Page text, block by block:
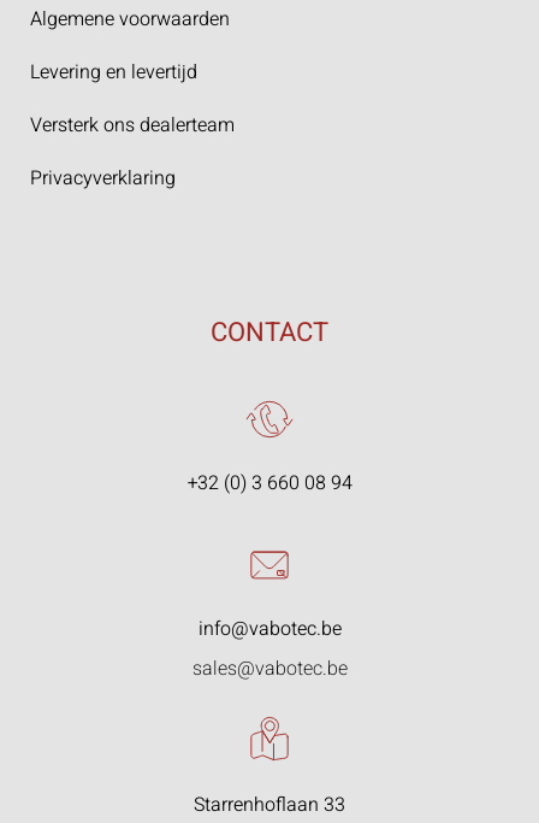
Algemene voorwaarden
Levering en levertijd
Versterk ons dealerteam
Privacyverklaring
CONTACT
+32 (0) 3 660 08 94
info@vabotec.be
sales@vabotec.be
Starrenhoflaan 33